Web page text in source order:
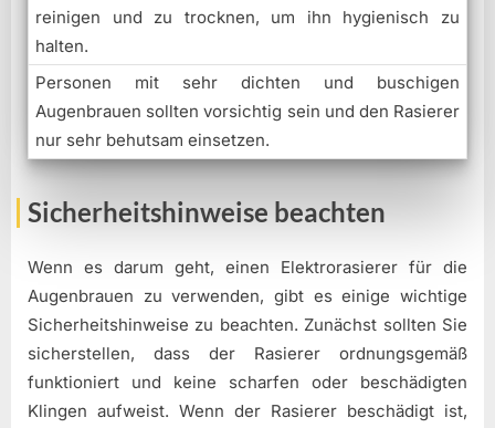
reinigen und zu trocknen, um ihn hygienisch zu
halten.
Personen mit sehr dichten und buschigen
Augenbrauen sollten vorsichtig sein und den Rasierer
nur sehr behutsam einsetzen.
Sicherheitshinweise beachten
Wenn es darum geht, einen Elektrorasierer für die
Augenbrauen zu verwenden, gibt es einige wichtige
Sicherheitshinweise zu beachten. Zunächst sollten Sie
sicherstellen, dass der Rasierer ordnungsgemäß
funktioniert und keine scharfen oder beschädigten
Klingen aufweist. Wenn der Rasierer beschädigt ist,